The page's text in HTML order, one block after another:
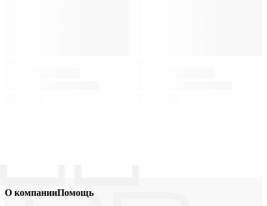
О компанииПомощь